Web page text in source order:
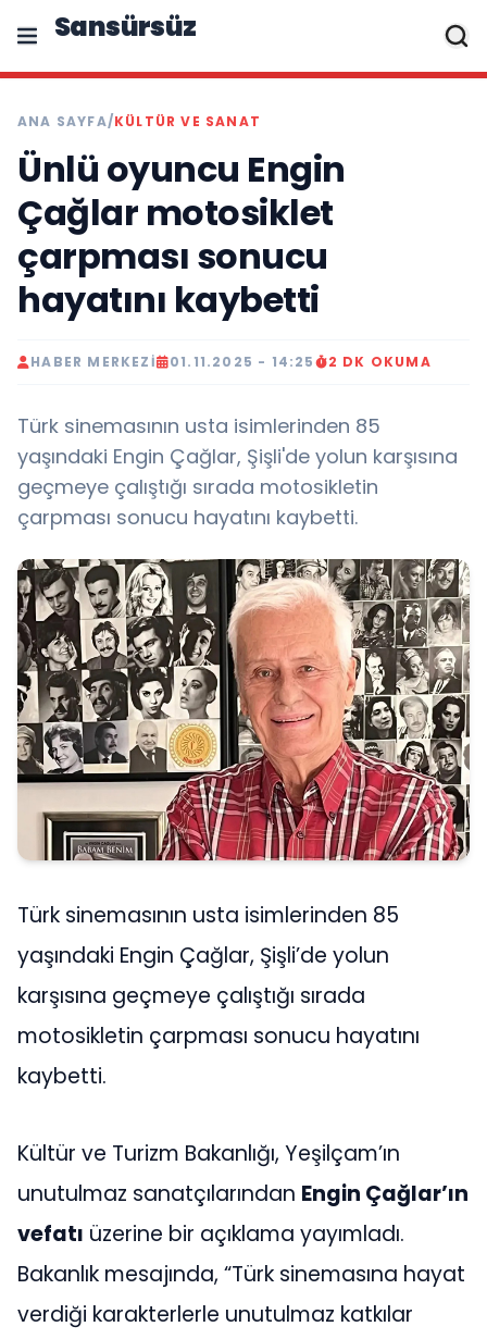
Sansürsüz
ANA SAYFA/KÜLTÜR VE SANAT
Ünlü oyuncu Engin
Çağlar motosiklet
çarpması sonucu
hayatını kaybetti
HABER MERKEZI 01.11.2025 - 14:25 2 DK OKUMA
Türk sinemasının usta isimlerinden 85
yaşındaki Engin Çağlar, Şişli'de yolun karşısına
geçmeye çalıştığı sırada motosikletin
çarpması sonucu hayatını kaybetti.
Türk sinemasının usta isimlerinden 85
yaşındaki Engin Çağlar, Şişli’de yolun
karşısına geçmeye çalıştığı sırada
motosikletin çarpması sonucu hayatını
kaybetti.
Kültür ve Turizm Bakanlığı, Yeşilçam’ın
unutulmaz sanatçılarından Engin Çağlar’ın
vefatı üzerine bir açıklama yayımladı.
Bakanlık mesajında, “Türk sinemasına hayat
verdiği karakterlerle unutulmaz katkılar